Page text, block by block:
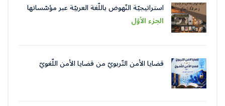
استراتيجيّة النّهوض باللّغة العربيّة عبر مؤسّساتها
في عصر الذّكاء الاصطناعيّ
الجزء الأوّل
قضايا الأمن التّربويّ من قضايا الأمن اللّغويّ